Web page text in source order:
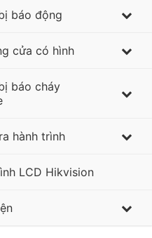
báo động
cửa có hình
báo cháy
hành trình
LCD Hikvision